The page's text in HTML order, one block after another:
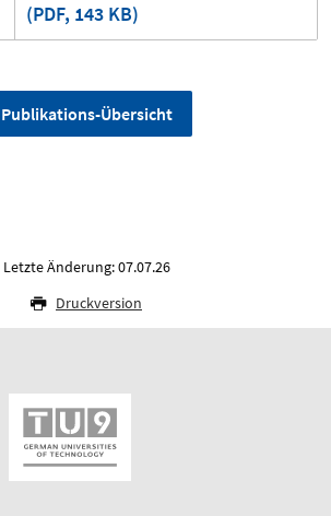
(PDF, 143 KB)
Publikations-Übersicht
Letzte Änderung: 07.07.26
Druckversion